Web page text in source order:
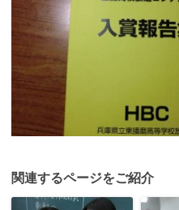
関連するページをご紹介